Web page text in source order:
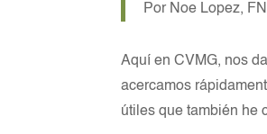
Por Noe Lopez,
Aquí en CVMG, nos
acercamos
útiles que también he